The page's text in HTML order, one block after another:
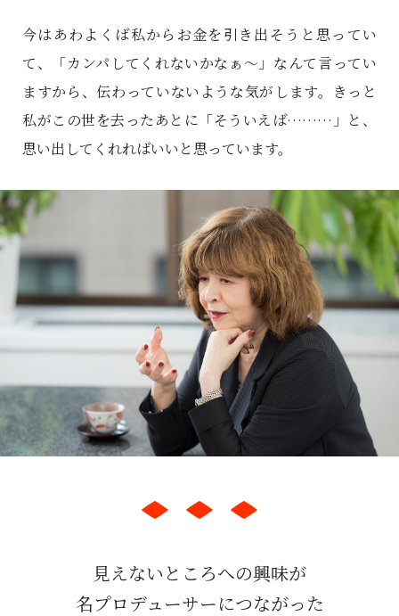
今はあわよくば私からお金を引き出そうと思ってい
て、「カンパしてくれないかなぁ〜」なんて言ってい
ますから、伝わっていないような気がします。きっと
私がこの世を去ったあとに「そういえば………」と、
思い出してくれればいいと思っています。
見えないところへの興味が
名プロデューサーにつながった